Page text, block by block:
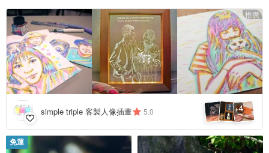
推廣
simple triple 客製人像插畫 5.0 +4
免運